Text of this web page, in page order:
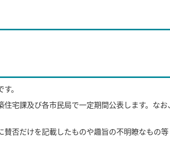
。
宅課及び各市民局で一定期間公表します。なお、
否だけを記載したものや趣旨の不明瞭なもの等